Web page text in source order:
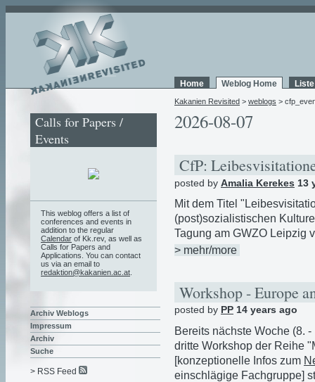
Home Weblog Home
Kakanien Revisited > weblogs >
2026-08-07
CfP:
posted by Amalia Kerekes 13
Mit dem Titel
(post)sozialistischen
Tagung am GWZO Leipzig
> mehr/more
Workshop - Europe
posted by PP 14 years ago
Bereits nächste Woche (8.
dritte Workshop der Reihe
[konzeptionelle Infos zum
einschlägige Fachgruppe]
Calls for Papers /
Events
This weblog offers a list of
conferences and events in
addition to the regular
Calendar of Kk.rev, as well as
Calls for Papers and
Applications. You can contact
us via an email to
redaktion@kakanien.ac.at
Archiv Weblogs
Impressum
Archiv
Suche
> RSS Feed